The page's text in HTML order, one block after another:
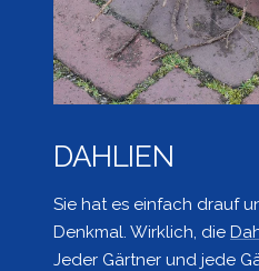
DAHLIEN
Sie hat es einfach drauf
Denkmal. Wirklich, die
Jeder Gärtner und jede